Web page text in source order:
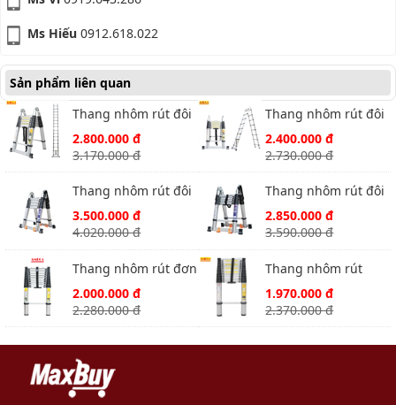
Ms Hiếu 0912.618.022
Sản phẩm liên quan
Thang nhôm rút đôi
Ameca AMI-440 cao
2.2m chữ A
2.800.000 đ
3.170.000 đ
Thang nhôm rút đôi
Ameca AMI-380
1.9m chữ A
2.400.000 đ
2.730.000 đ
Thang nhôm rút đôi
Ameca AMI-P500n
cao 2.5m
3.500.000 đ
4.020.000 đ
Thang nhôm rút đôi
Ameca AMI-P440N
cao 2.2m
2.850.000 đ
3.590.000 đ
Thang nhôm rút đơn
Ameca AMD-480
2.000.000 đ
2.280.000 đ
Thang nhôm rút
Ameca AMD-380
1.970.000 đ
2.370.000 đ